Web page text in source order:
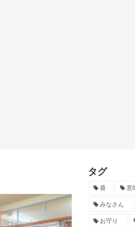
タグ
葵 意
みなさん
お守り